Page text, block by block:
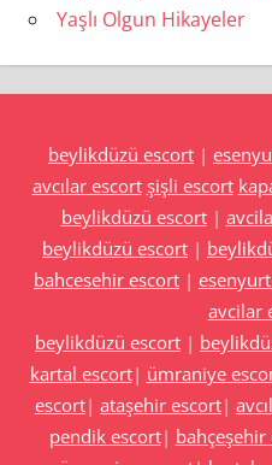
Yaşlı Olgun Hikayeler
beylikdüzü escort |
avcılar escort şişli escort
beylikdüzü escort|
beylikdüzü escort |
bahcesehir escort |
avcilar
beylikdüzü escort |
kartal escort| ümraniye
escort| ataşehir escort|
pendik escort| bahçeşehir